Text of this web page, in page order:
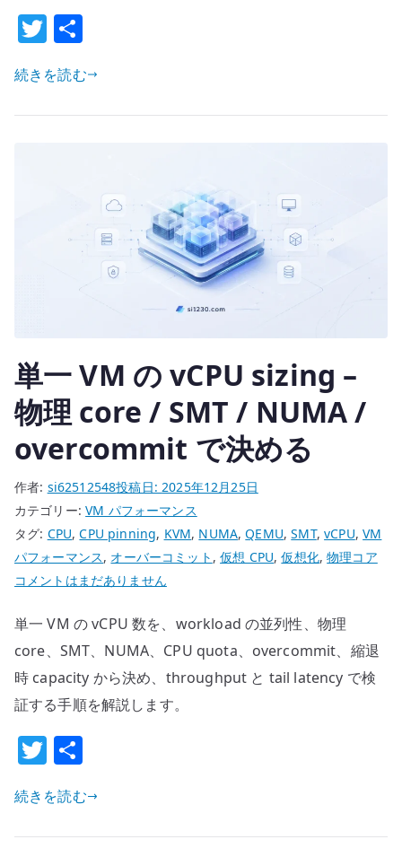
が
変
わ
の
へ
戻
す
設
計
へ
の
T
w
it
te
続きを読む
単一 VM の vCPU sizing –
物理 core / SMT / NUMA /
overcommit で決める
作者: si62512548投稿日:2025年12月25日
カテゴリー:VM パフォーマンス
タグ: CPU,CPU pinning, KVM, NUMA,QEMU,SMT,vCPU,VM
パフォーマンス, オーバーコミット ,仮想 CPU,仮想化,物理コア
単
VM
の
vCPU
sizing
物
理
core
SMT
コメントはまだありません
単一 VM の vCPU 数を、workload の並列性、物理
core、SMT、NUMA、CPU quota、overcommit、縮退
時 capacity から決め、throughput と tail latency で検
証する手順を解説します。
T
w
it
te
続きを読む